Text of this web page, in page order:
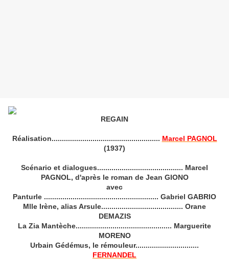
REGAIN
Réalisation..................................................... Marcel PAGNOL
(1937)
Scénario et dialogues.......................................... Marcel
PAGNOL, d'après le roman de Jean GIONO
avec
Panturle ........................................................ Gabriel GABRIO
Mlle Irène, alias Arsule........................................ Orane
DEMAZIS
La Zia Mantèche............................................... Marguerite
MORENO
Urbain Gédémus, le rémouleur...............................
FERNANDEL